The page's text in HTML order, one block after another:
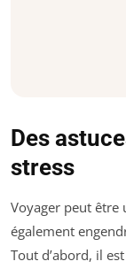
Des
stress
Voyager peut être
également
Tout d’abord, il